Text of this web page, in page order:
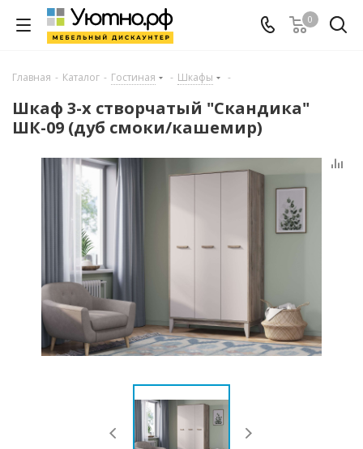
0
Главная - Каталог - Гостиная - Шкафы -
Шкаф 3-х створчатый "Скандика"
ШК-09 (дуб смоки/кашемир)